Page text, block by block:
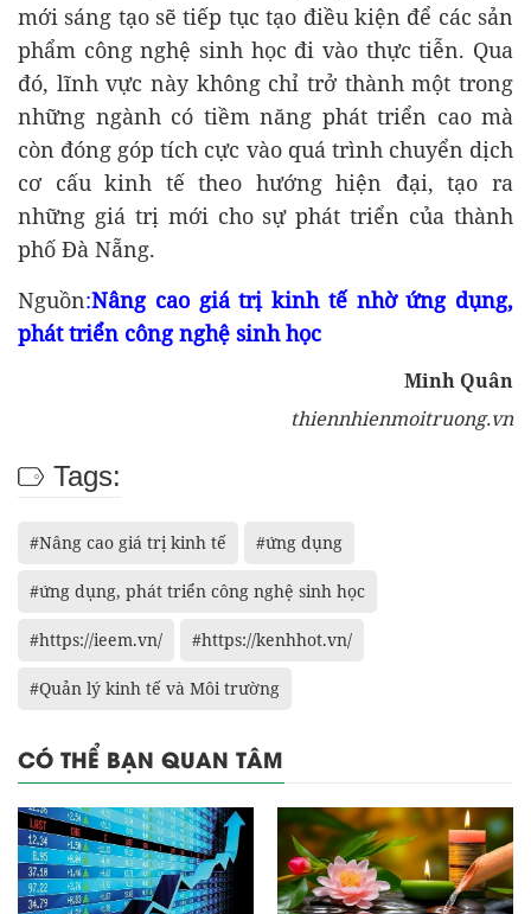
mới sáng tạo sẽ tiếp tục tạo điều kiện để các sản
phẩm công nghệ sinh học đi vào thực tiễn. Qua
đó, lĩnh vực này không chỉ trở thành một trong
những ngành có tiềm năng phát triển cao mà
còn đóng góp tích cực vào quá trình chuyển dịch
cơ cấu kinh tế theo hướng hiện đại, tạo ra
những giá trị mới cho sự phát triển của thành
phố Đà Nẵng.
Nguồn:Nâng cao giá trị kinh tế nhờ ứng dụng,
phát triển công nghệ sinh học
Minh Quân
thiennhienmoitruong.vn
Tags:
#Nâng cao giá trị kinh tế #ứng dụng
#ứng dụng, phát triển công nghệ sinh học
#https://ieem.vn/ #https://kenhhot.vn/
#Quản lý kinh tế và Môi trường
CÓ THỂ BẠN QUAN TÂM